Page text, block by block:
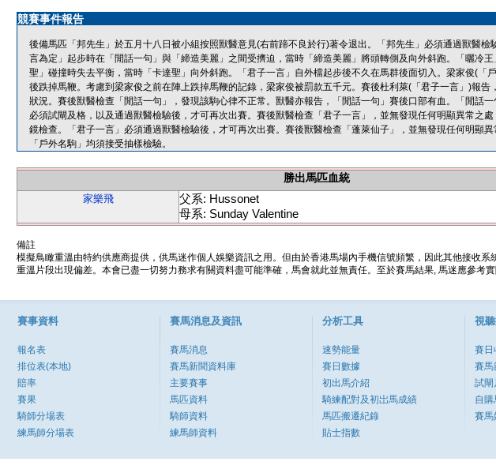
競賽事件報告
後備馬匹「邦先生」於五月十八日被小組按照獸醫意見(右前蹄不良於行)著令退出。「邦先生」必須通過獸醫檢
言為定」起步時在「閒話一句」與「締造美麗」之間受擠迫，當時「締造美麗」將頭轉側及向外斜跑。「曬冷
聖」碰撞時失去平衡，當時「卡達聖」向外斜跑。「君子一言」自外檔起步後不久在馬群後面切入。梁家俊(「
後跌掉馬鞭。考慮到梁家俊之前在陣上跌掉馬鞭的記錄，梁家俊被罰款五千元。賽後杜利萊(「君子一言」)報告
狀況。賽後獸醫檢查「閒話一句」，發現該駒心律不正常。獸醫亦報告，「閒話一句」賽後口部有血。「閒話
必須試閘及格，以及通過獸醫檢驗後，才可再次出賽。賽後獸醫檢查「君子一言」，並無發現任何明顯異常之
鏡檢查。「君子一言」必須通過獸醫檢驗後，才可再次出賽。賽後獸醫檢查「蓬萊仙子」，並無發現任何明顯
「戶外名駒」均須接受抽樣檢驗。
勝出馬匹血統
家樂飛
父系: Hussonet
母系: Sunday Valentine
備註
模擬鳥瞰重溫由特約供應商提供，供馬迷作個人娛樂資訊之用。但由於香港馬場內手機信號頻繁，因此其他接收系
重溫片段出現偏差。本會已盡一切努力務求有關資料盡可能準確，馬會就此並無責任。至於賽馬結果, 馬迷應參考實
賽事資料
報名表
排位表(本地)
賠率
賽果
騎師分場表
練馬師分場表
賽馬消息及資訊
賽馬消息
賽馬新聞資料庫
主要賽事
馬匹資料
騎師資料
練馬師資料
分析工具
速勢能量
賽日數據
初出馬介紹
騎練配對及初岀馬成績
馬匹搬遷紀錄
貼士指數
視
賽日
賽馬
試閘
自
賽馬